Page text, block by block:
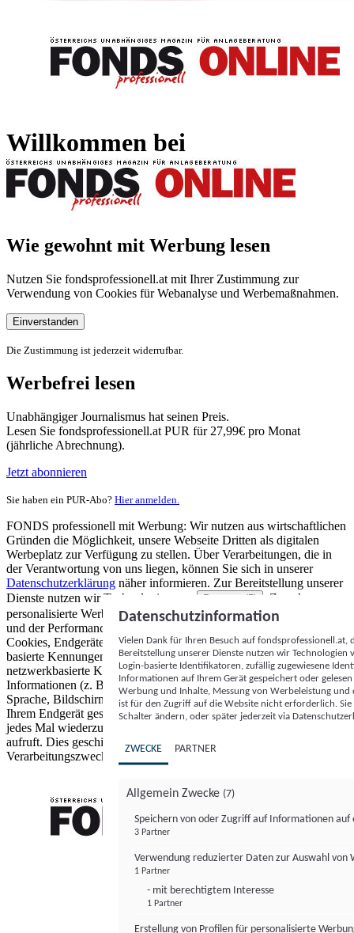
Willkommen bei
Wie gewohnt mit Werbung lesen
Nutzen Sie fondsprofessionell.at mit Ihrer Zustimmung zur
Verwendung von Cookies für Webanalyse und Werbemaßnahmen.
Einverstanden
Die Zustimmung ist jederzeit widerrufbar.
Werbefrei lesen
Unabhängiger Journalismus hat seinen Preis.
Lesen Sie fondsprofessionell.at PUR für 27,99€ pro Monat
(jährliche Abrechnung).
Jetzt abonnieren
Sie haben ein PUR-Abo? Hier anmelden.
FONDS professionell mit Werbung: Wir nutzen aus wirtschaftlichen
Gründen die Möglichkeit, unsere Webseite Dritten als digitalen
Werbeplatz zur Verfügung zu stellen. Über Verarbeitungen, die in
der Verantwortung von uns liegen, können Sie sich in unserer
Datenschutzerklärung näher informieren. Zur Bereitstellung unserer
Dienste nutzen wir Technologien von
Partnern (5)
. Zwecke:
personalisierte Werbung und Inhalte, Messung von Werbeleistung
und der Performance von Inhalten sowie Zielgruppenforschung.
Cookies, Endgeräte- oder ähnliche Online-Kennungen (z. B. login-
basierte Kennungen, zufällig generierte Kennungen,
netzwerkbasierte Kennungen) können zusammen mit anderen
Informationen (z. B. Browsertyp und Browserinformationen,
Sprache, Bildschirmgröße, unterstützte Technologien usw.) auf
Ihrem Endgerät gespeichert oder von dort ausgelesen werden, um es
jedes Mal wiederzuerkennen, wenn es eine App oder einer Webseite
aufruft. Dies geschieht für einen oder mehrere der hier aufgeführten
Verarbeitungszwecke.
Datenschutzinformation
Vielen Dank für Ihren Besuch auf
Bereitstellung unserer Dienste nutzen wir Technologien
Login-basierte Identifikatoren, zufällig zugewiesene
Informationen auf Ihrem Gerät gespeichert oder
Werbung und Inhalte, Messung von Werbeleistung
ist für den Zugriff auf die Website nicht erforderlich.
Schalter ändern, oder später jederzeit via
ZWECKE PARTNER
Allgemein Zwecke (7)
Speichern von oder Zugriff auf Informationen auf
3 Partner
Verwendung reduzierter Daten zur Auswahl von
1 Partner
- mit berechtigtem Interesse
1 Partner
Erstellung von Profilen für personalisierte
FONDS professionell